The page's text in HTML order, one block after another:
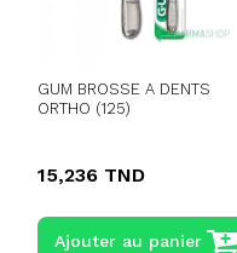
GUM BROSSE A DENTS
ORTHO (125)
15,236 TND
Ajouter au panier